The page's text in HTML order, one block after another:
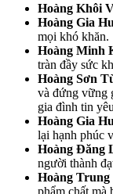
Hoàng Khôi
Hoàng Gia
mọi khó khăn.
Hoàng Minh
tràn đầy sức
Hoàng Sơn
và đứng vững
gia đình tin
Hoàng Gia
lại hạnh phúc
Hoàng Đăng
người thành
Hoàng Trung
phẩm chất mà